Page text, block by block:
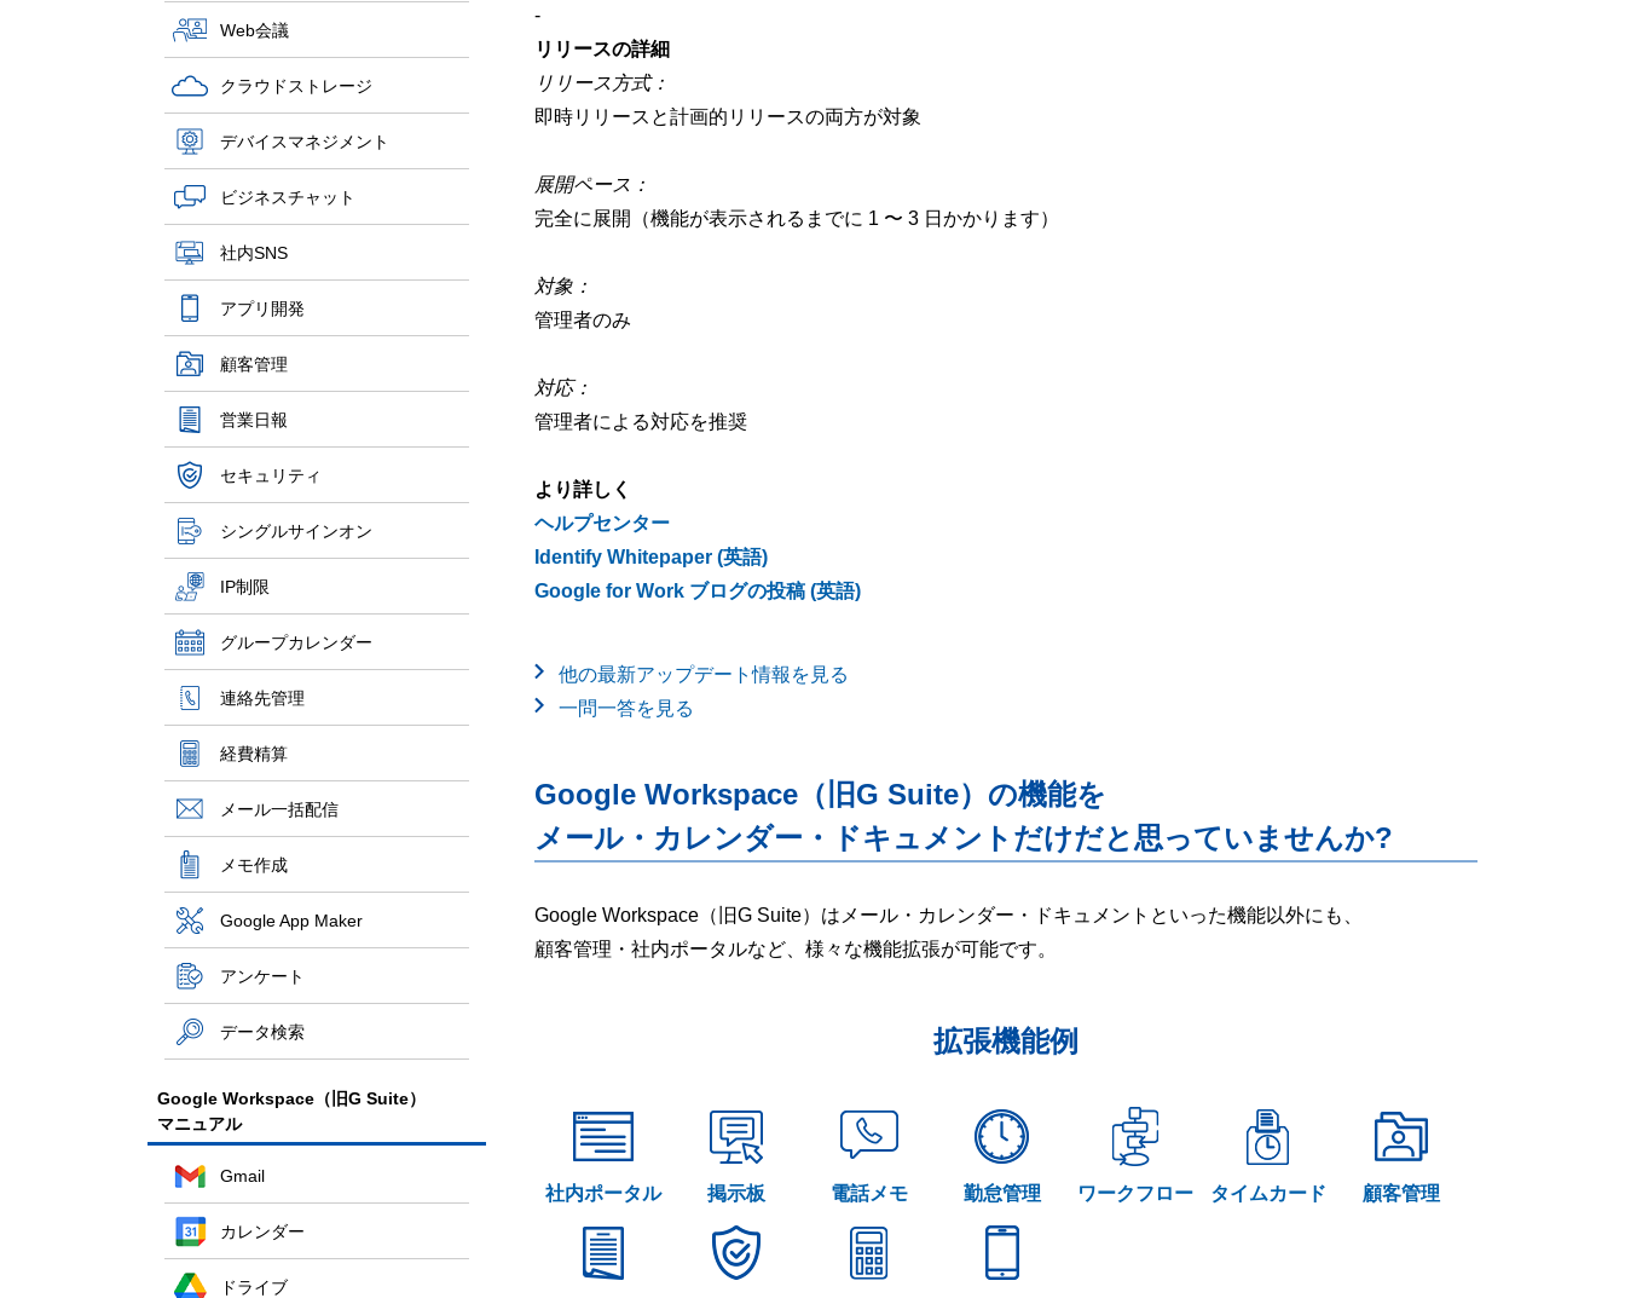
Web会議
クラウドストレージ
デバイスマネジメント
ビジネスチャット
社内SNS
アプリ開発
顧客管理
営業日報
セキュリティ
シングルサインオン
IP制限
グループカレンダー
連絡先管理
経費精算
メール一括配信
メモ作成
Google App Maker
アンケート
データ検索
Google Workspace（旧G Suite）
マニュアル
Gmail
カレンダー
ドライブ
-
リリースの詳細
リリース方式：
即時リリースと計画的リリースの両方が対象
展開ペース：
完全に展開（機能が表示されるまでに 1 〜 3 日かかります）
対象：
管理者のみ
対応：
管理者による対応を推奨
より詳しく
ヘルプセンター
Identify Whitepaper (英語)
Google for Work ブログの投稿 (英語)
他の最新アップデート情報を見る
一問一答を見る
Google Workspace（旧G Suite）の機能を
メール・カレンダー・ドキュメントだけだと思っていませんか?
Google Workspace（旧G Suite）はメール・カレンダー・ドキュメントといった機能以外にも、
顧客管理・社内ポータルなど、様々な機能拡張が可能です。
拡張機能例
社内ポータル 掲示板 電話メモ 勤怠管理 ワークフロー タイムカード 顧客管理